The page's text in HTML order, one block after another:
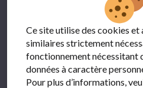
Ce site utilise des cookies
similaires strictement
fonctionnement nécessitant
données à caractère
Pour plus d’informations,